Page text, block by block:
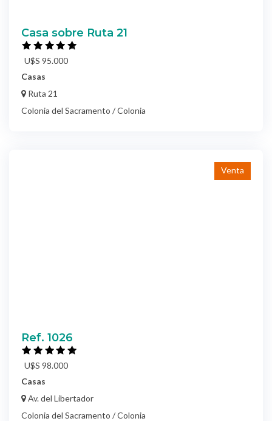
Casa sobre Ruta 21
U$S 95.000
Casas
Ruta 21
Colonia del Sacramento / Colonia
Venta
Ref. 1026
U$S 98.000
Casas
Av. del Libertador
Colonia del Sacramento / Colonia